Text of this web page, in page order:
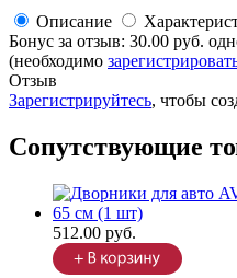
Описание
Бонус за отзыв: 30.00 руб.
(необходимо
Отзыв
Зарегистрируйтесь, чтобы
Сопутствующие
512.00 руб.